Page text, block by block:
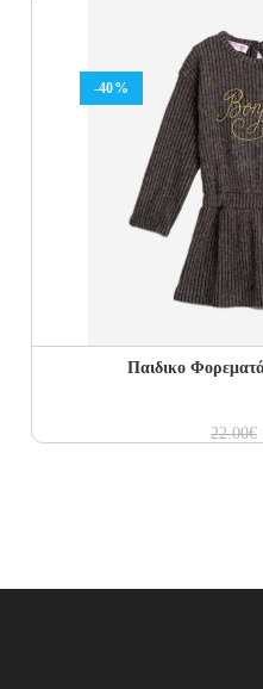
-40%
Παιδικο
22.00€